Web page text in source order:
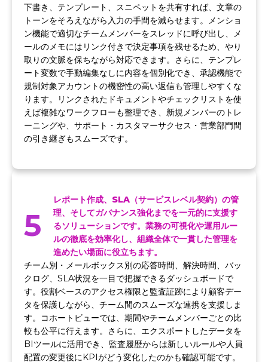
下書き、テンプレート、スニペットを共有すれば、文章の
トーンをそろえながら入力の手間を減らせます。メンショ
ン機能で適切なチームメンバーをスレッドに呼び出し、メ
ールのメモにはリンク付きで決定事項を残せるため、やり
取りの文脈を保ちながら対応できます。さらに、テンプレ
ート変数で手動編集なしに内容を個別化でき、承認機能で
規制対象アカウントの機密性の高い返信も管理しやすくな
ります。リンクされたドキュメントやチェックリストを使
えば複雑なワークフローも整理でき、新規メンバーのトレ
ーニングや、サポート・カスタマーサクセス・営業部門間
の引き継ぎもスムーズです。
5
レポート作成、SLA（サービスレベル契約）の管
理、そしてガバナンス強化までを一元的に支援す
るソリューションです。業務の可視化や運用ルー
ルの徹底を効率化し、組織全体で一貫した管理を
進めたい場面に役立ちます。
チーム別・メールボックス別の応答時間、解決時間、バッ
クログ、SLA状況を一目で把握できるダッシュボードで
す。役割ベースのアクセス権限と監査証跡により顧客デー
タを保護しながら、チーム間のスムーズな連携を支援しま
す。コホートビューでは、期間やチームメンバーごとの比
較も公平に行えます。さらに、エクスポートしたデータを
BIツールに活用でき、監査履歴からは新しいルールや人員
配置の変更後にKPIがどう変化したのかも確認可能です。